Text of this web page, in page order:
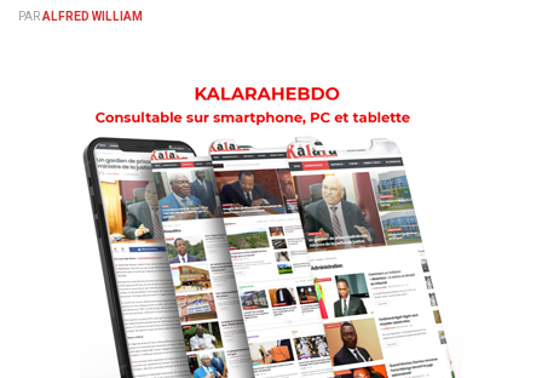
PARALFRED WILLIAM